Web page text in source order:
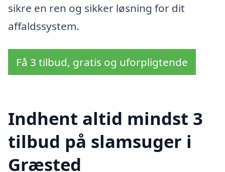
sikre en ren og sikker løsning for dit
affaldssystem.
Få 3 tilbud, gratis og uforpligtende
Indhent altid mindst 3
tilbud på slamsuger i
Græsted